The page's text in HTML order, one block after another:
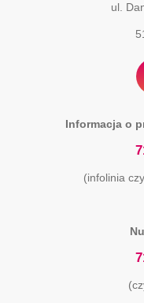
ul.
Informacja o
(infolinia